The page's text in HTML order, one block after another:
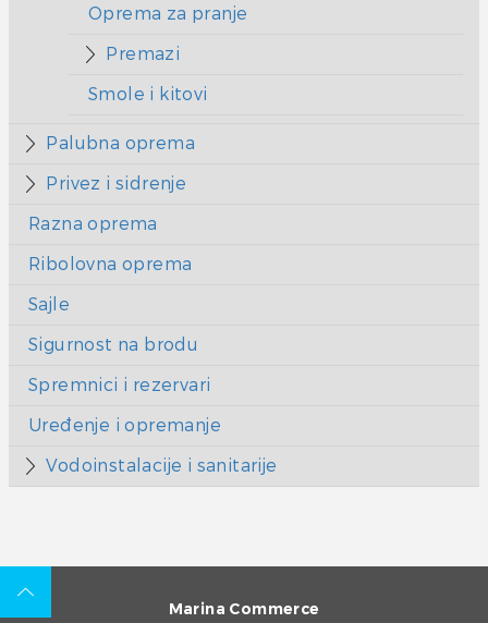
Oprema za pranje
Premazi
Smole i kitovi
Palubna oprema
Privez i sidrenje
Razna oprema
Ribolovna oprema
Sajle
Sigurnost na brodu
Spremnici i rezervari
Uređenje i opremanje
Vodoinstalacije i sanitarije
Marina Commerce